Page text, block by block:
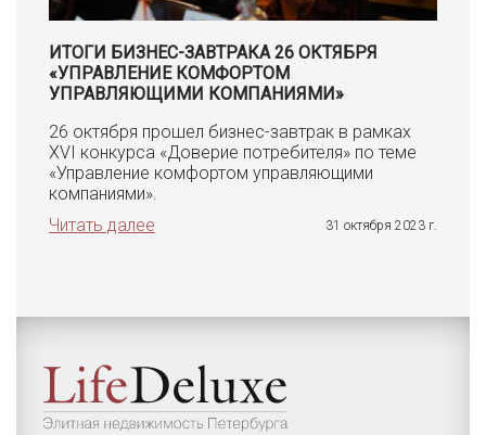
ИТОГИ БИЗНЕС-ЗАВТРАКА 26 ОКТЯБРЯ
«УПРАВЛЕНИЕ КОМФОРТОМ
УПРАВЛЯЮЩИМИ КОМПАНИЯМИ»
26 октября прошел бизнес-завтрак в рамках
XVI конкурса «Доверие потребителя» по теме
«Управление комфортом управляющими
компаниями».
Читать далее
31 октября 2023 г.